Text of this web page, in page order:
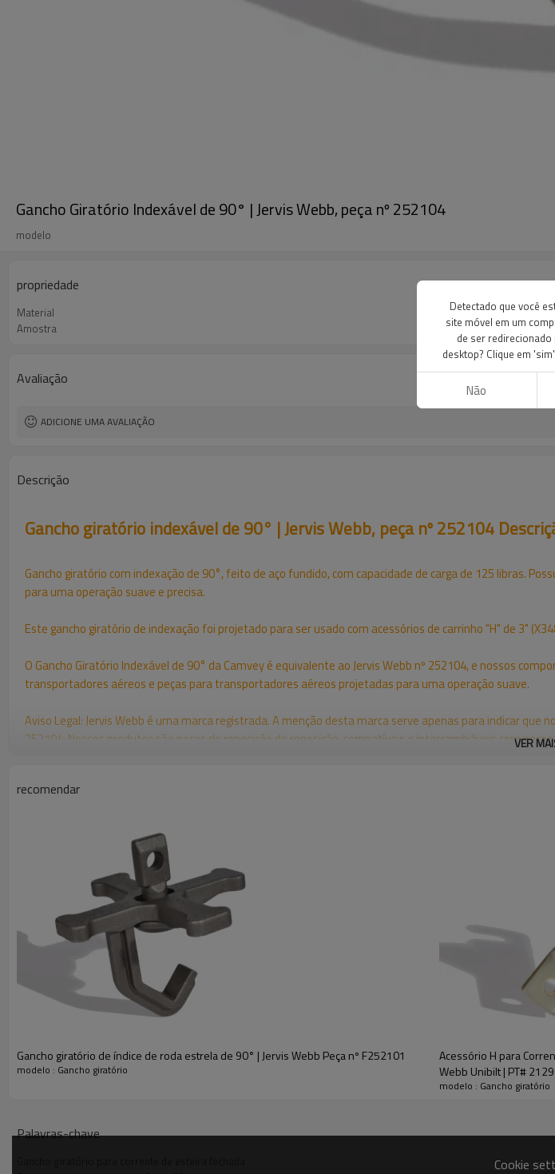
Gancho Giratório Indexável de 90° | Jervis Webb, peça nº 252104
modelo
propriedade
Material
Amostra
Avaliação
ADICIONE UMA AVALIAÇÃO
Descrição
Gancho giratório indexável de 90° | Jervis Webb, peça nº 252104
Gancho giratório com indexação de 90°, feito de aço fundido, com capacidade de carga de 125 libras.
para uma operação suave e precisa.
Este gancho giratório de indexação foi projetado para ser usado com acessórios de carrinho "H" de 3"
O Gancho Giratório Indexável de 90° da Camvey é equivalente ao Jervis Webb nº 252104, e nossos
transportadores aéreos e peças para transportadores aéreos projetadas para uma operação suave.
Aviso Legal: Jervis Webb é uma marca registrada. A menção desta marca serve apenas para indicar
252104. Nossos produtos são peças de reposição de reposição, compatíveis e intercambiáveis com
Gancho giratório indexável de 90° | Jervis Webb, peça nº 252104 Imagens:
VER
recomendar
Gancho giratório de índice de roda estrela de 90° | Jervis Webb Peça nº F252101
modelo : Gancho giratório
Acessório H para
Webb Unibilt | PT#
modelo : Gancho giratório
Palavras-chave
Cookie
Detectado que você
site móvel em um
de ser
desktop? Clique em
Não